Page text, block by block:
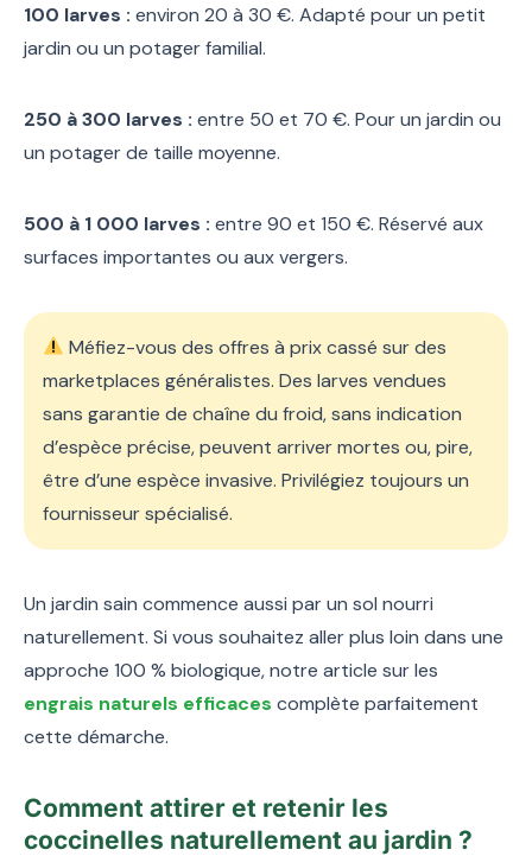
100 larves : environ 20 à 30 €. Adapté pour un petit
jardin ou un potager familial.
250 à 300 larves : entre 50 et 70 €. Pour un jardin ou
un potager de taille moyenne.
500 à 1 000 larves : entre 90 et 150 €. Réservé aux
surfaces importantes ou aux vergers.
Méfiez-vous des offres à prix cassé sur des
marketplaces généralistes. Des larves vendues
sans garantie de chaîne du froid, sans indication
d’espèce précise, peuvent arriver mortes ou, pire,
être d’une espèce invasive. Privilégiez toujours un
fournisseur spécialisé.
Un jardin sain commence aussi par un sol nourri
naturellement. Si vous souhaitez aller plus loin dans une
approche 100 % biologique, notre article sur les
engrais naturels efficaces complète parfaitement
cette démarche.
Comment attirer et retenir les
coccinelles naturellement au jardin ?